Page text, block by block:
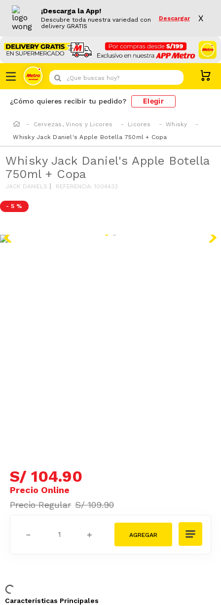
¡Descarga la App!
Descubre toda nuestra variedad con
delivery GRATIS
Descargar X
¿Que buscas hoy?
¿Cómo quieres recibir tu pedido? Elegir
Cervezas, Vinos y Licores Licores
Whisky
Whisky Jack Daniel's Apple Botella 750ml + Copa
Whisky Jack Daniel's Apple Botella
750ml + Copa
JACK DANIELS REFERENCIA:1004433
- 5 %
S/ 104.90
S/ 109.90
＋
－
Características Principales